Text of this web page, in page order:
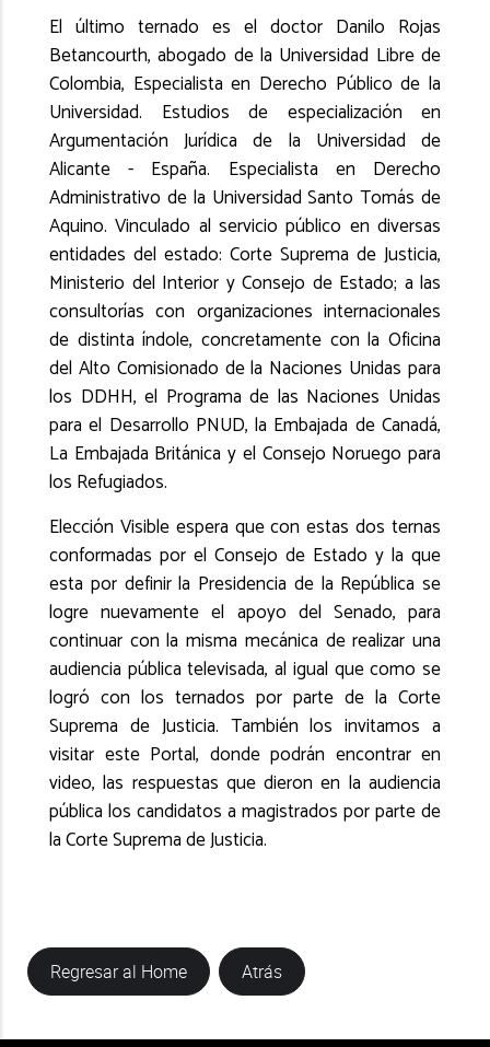
El último ternado es el doctor Danilo Rojas
Betancourth, abogado de la Universidad Libre de
Colombia, Especialista en Derecho Público de la
Universidad. Estudios de especialización en
Argumentación Jurídica de la Universidad de
Alicante - España. Especialista en Derecho
Administrativo de la Universidad Santo Tomás de
Aquino. Vinculado al servicio público en diversas
entidades del estado: Corte Suprema de Justicia,
Ministerio del Interior y Consejo de Estado; a las
consultorías con organizaciones internacionales
de distinta índole, concretamente con la Oficina
del Alto Comisionado de la Naciones Unidas para
los DDHH, el Programa de las Naciones Unidas
para el Desarrollo PNUD, la Embajada de Canadá,
La Embajada Británica y el Consejo Noruego para
los Refugiados.
Elección Visible espera que con estas dos ternas
conformadas por el Consejo de Estado y la que
esta por definir la Presidencia de la República se
logre nuevamente el apoyo del Senado, para
continuar con la misma mecánica de realizar una
audiencia pública televisada, al igual que como se
logró con los ternados por parte de la Corte
Suprema de Justicia. También los invitamos a
visitar este Portal, donde podrán encontrar en
video, las respuestas que dieron en la audiencia
pública los candidatos a magistrados por parte de
la Corte Suprema de Justicia.
Regresar al Home Atrás